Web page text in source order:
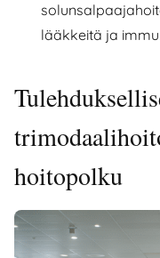
lääkkeitä ja
hoitopolku